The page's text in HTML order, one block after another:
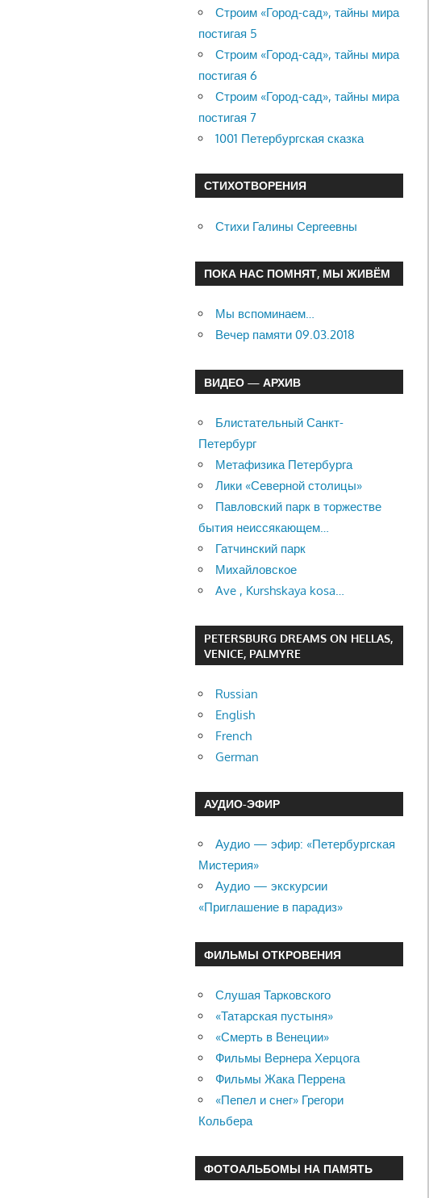
Строим «Город-сад», тайны мира
постигая 5
Строим «Город-сад», тайны мира
постигая 6
Строим «Город-сад», тайны мира
постигая 7
1001 Петербургская сказка
СТИХОТВОРЕНИЯ
Стихи Галины Сергеевны
ПОКА НАС ПОМНЯТ, МЫ ЖИВЁМ
Мы вспоминаем…
Вечер памяти 09.03.2018
ВИДЕО — АРХИВ
Блистательный Санкт-
Петербург
Метафизика Петербурга
Лики «Северной столицы»
Павловский парк в торжестве
бытия неиссякающем…
Гатчинский парк
Михайловское
Ave , Kurshskaya kosa…
PETERSBURG DREAMS ON HELLAS,
VENICE, PALMYRE
Russian
English
French
German
АУДИО-ЭФИР
Аудио — эфир: «Петербургская
Мистерия»
Аудио — экскурсии
«Приглашение в парадиз»
ФИЛЬМЫ ОТКРОВЕНИЯ
Слушая Тарковского
«Татарская пустыня»
«Смерть в Венеции»
Фильмы Вернера Херцога
Фильмы Жака Перрена
«Пепел и снег» Грегори
Кольбера
ФОТОАЛЬБОМЫ НА ПАМЯТЬ